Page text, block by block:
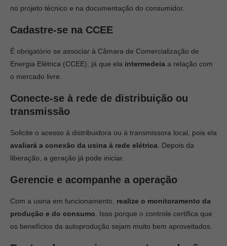
no projeto técnico e na documentação do consumidor.
Cadastre-se na CCEE
É obrigatório se associar à Câmara de Comercialização de
Energia Elétrica (CCEE), já que ela intermedeia a relação com
o mercado livre.
Conecte-se à rede de distribuição ou
transmissão
Solicite o acesso à distribuidora ou à transmissora local, pois ela
avaliará a conexão da usina à rede elétrica . Depois da
liberação, a geração já pode iniciar.
Gerencie e acompanhe a operação
Com a usina em funcionamento, realize o monitoramento da
produção e do consumo . Isso porque o controle certifica que
os benefícios da autoprodução sejam muito bem aproveitados.